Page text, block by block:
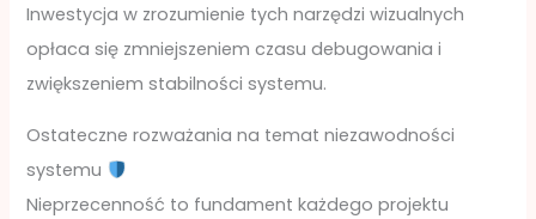
Inwestycja w zrozumienie tych narzędzi wizualnych
opłaca się zmniejszeniem czasu debugowania i
zwiększeniem stabilności systemu.
Ostateczne rozważania na temat niezawodności
systemu
Nieprzecenność to fundament każdego projektu